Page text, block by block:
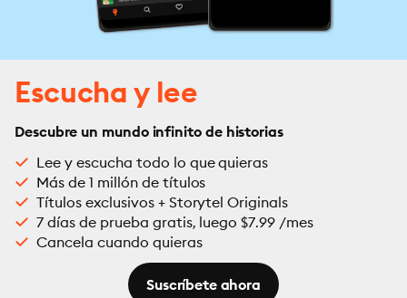
Escucha y lee
Descubre un mundo infinito de historias
Lee y escucha todo lo que quieras
Más de 1 millón de títulos
Títulos exclusivos + Storytel Originals
7 días de prueba gratis, luego $7.99 /mes
Cancela cuando quieras
Suscríbete ahora